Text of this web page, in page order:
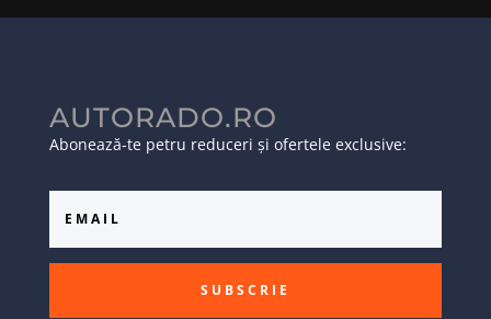
AUTORADO.RO
Abonează-te petru reduceri și ofertele exclusive:
SUBSCRIE